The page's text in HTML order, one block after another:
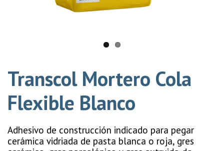
Transcol Mortero Cola
Flexible Blanco
Adhesivo de construcción indicado para pegar
cerámica vidriada de pasta blanca o roja, gres